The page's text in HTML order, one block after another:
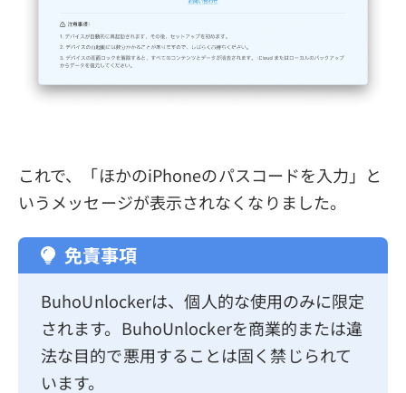
これで、「ほかのiPhoneのパスコードを入力」と
いうメッセージが表示されなくなりました。
免責事項
BuhoUnlockerは、個人的な使用のみに限定
されます。BuhoUnlockerを商業的または違
法な目的で悪用することは固く禁じられて
います。